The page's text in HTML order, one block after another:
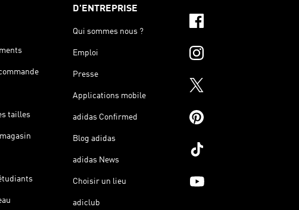
tailles
D'ENTREPRISE
Qui sommes nous ?
Emploi
Presse
Applications mobile
adidas Confirmed
Blog adidas
adidas News
Choisir un lieu
adiclub